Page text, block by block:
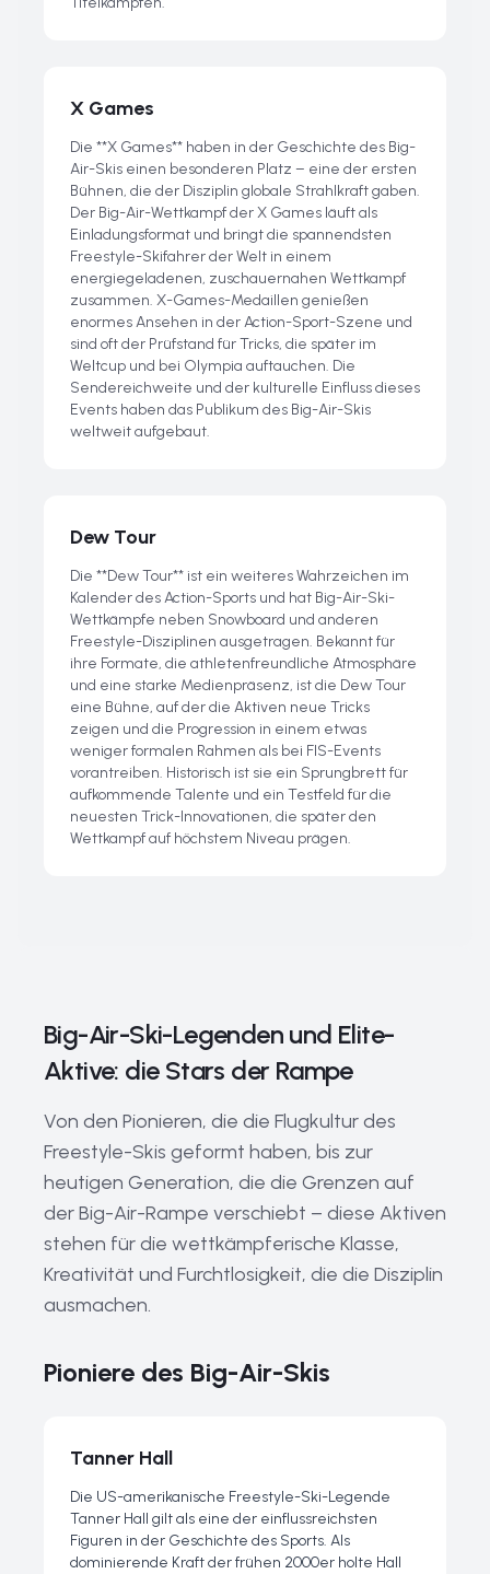
X Games
Die **X Games** haben in der Geschichte des Big-
Air-Skis einen besonderen Platz – eine der ersten
Bühnen, die der Disziplin globale Strahlkraft gaben.
Der Big-Air-Wettkampf der X Games läuft als
Einladungsformat und bringt die spannendsten
Freestyle-Skifahrer der Welt in einem
energiegeladenen, zuschauernahen Wettkampf
zusammen. X-Games-Medaillen genießen
enormes Ansehen in der Action-Sport-Szene und
sind oft der Prüfstand für Tricks, die später im
Weltcup und bei Olympia auftauchen. Die
Sendereichweite und der kulturelle Einfluss dieses
Events haben das Publikum des Big-Air-Skis
weltweit aufgebaut.
Dew Tour
Die **Dew Tour** ist ein weiteres Wahrzeichen im
Kalender des Action-Sports und hat Big-Air-Ski-
Wettkämpfe neben Snowboard und anderen
Freestyle-Disziplinen ausgetragen. Bekannt für
ihre Formate, die athletenfreundliche Atmosphäre
und eine starke Medienpräsenz, ist die Dew Tour
eine Bühne, auf der die Aktiven neue Tricks
zeigen und die Progression in einem etwas
weniger formalen Rahmen als bei FIS-Events
vorantreiben. Historisch ist sie ein Sprungbrett für
aufkommende Talente und ein Testfeld für die
neuesten Trick-Innovationen, die später den
Wettkampf auf höchstem Niveau prägen.
Big-Air-Ski-Legenden und Elite-
Aktive: die Stars der Rampe
Von den Pionieren, die die Flugkultur des
Freestyle-Skis geformt haben, bis zur
heutigen Generation, die die Grenzen auf
der Big-Air-Rampe verschiebt – diese Aktiven
stehen für die wettkämpferische Klasse,
Kreativität und Furchtlosigkeit, die die Disziplin
ausmachen.
Pioniere des Big-Air-Skis
Tanner Hall
Die US-amerikanische Freestyle-Ski-Legende
Tanner Hall gilt als eine der einflussreichsten
Figuren in der Geschichte des Sports. Als
dominierende Kraft der frühen 2000er holte Hall